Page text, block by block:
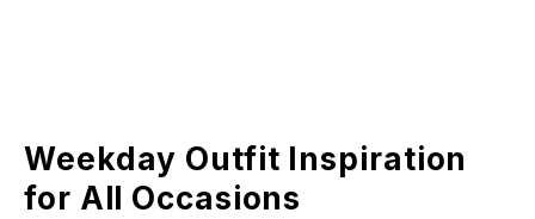
Weekday Outfit Inspiration
for All Occasions